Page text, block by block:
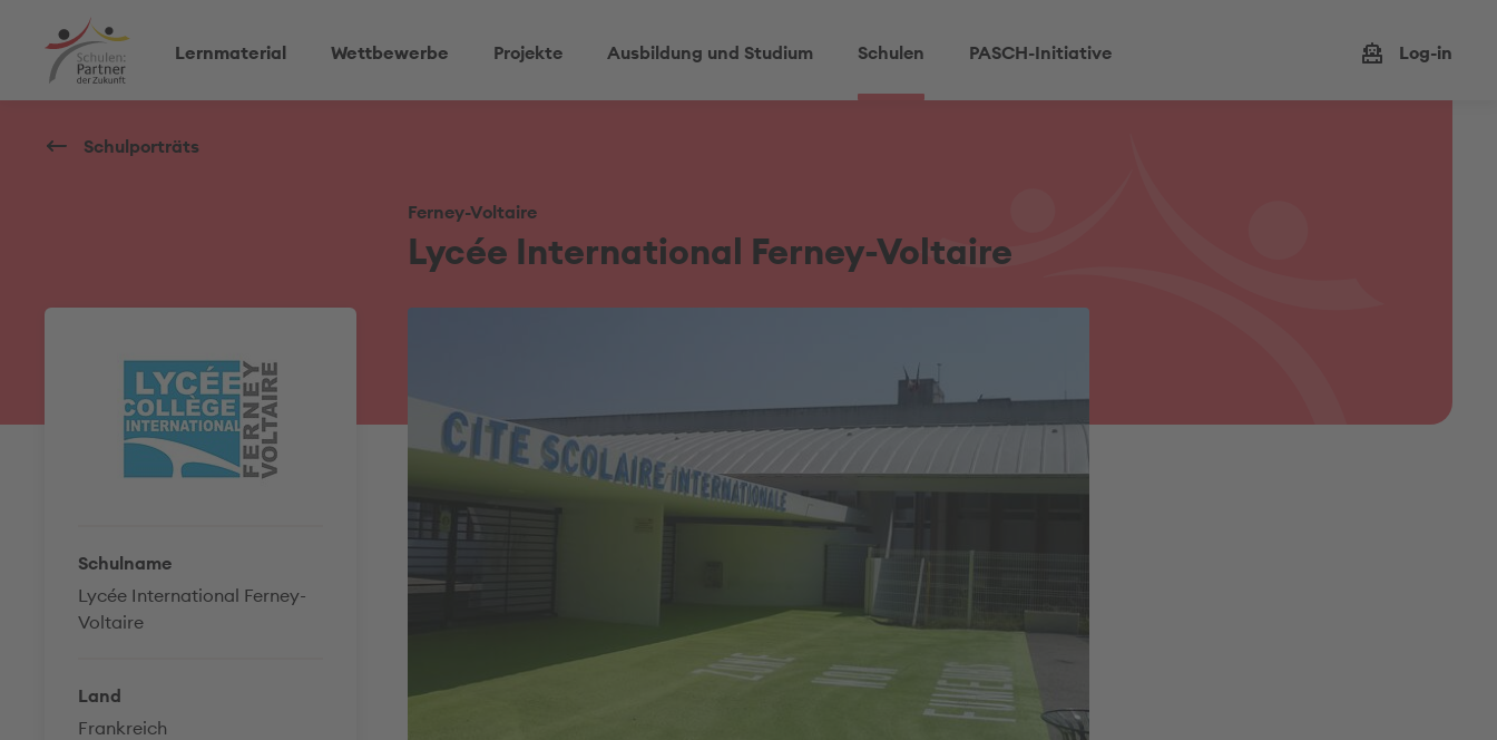
Lernmaterial Wettbewerbe Projekte Ausbildung und Studium Schulen PASCH-Initiative Log-in
Schulporträts
Ferney-Voltaire
Lycée International Ferney-Voltaire
Schulname
Lycée International Ferney-
Voltaire
Land
Frankreich